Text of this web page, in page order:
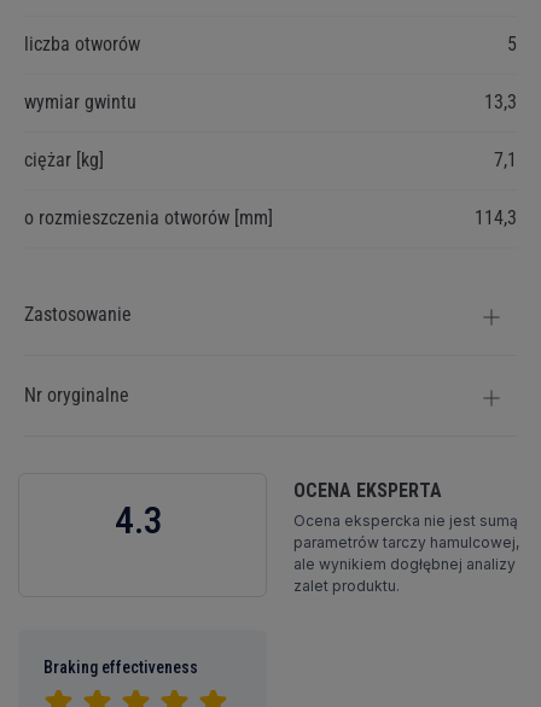
liczba otworów 5
wymiar gwintu 13,3
ciężar [kg] 7,1
o rozmieszczenia otworów [mm] 114,3
Zastosowanie
Nr oryginalne
4.3
OCENA EKSPERTA
Ocena ekspercka nie jest sumą
parametrów tarczy hamulcowej,
ale wynikiem dogłębnej analizy
zalet produktu.
Braking effectiveness